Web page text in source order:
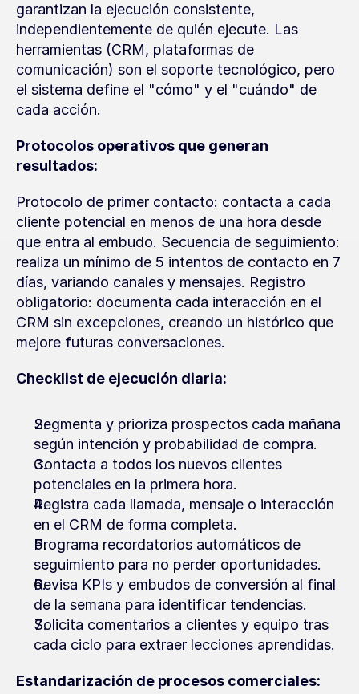
garantizan la ejecución consistente,
independientemente de quién ejecute. Las
herramientas (CRM, plataformas de
comunicación) son el soporte tecnológico, pero
el sistema define el "cómo" y el "cuándo" de
cada acción.
Protocolos operativos que generan
resultados:
Protocolo de primer contacto: contacta a cada
cliente potencial en menos de una hora desde
que entra al embudo. Secuencia de seguimiento:
realiza un mínimo de 5 intentos de contacto en 7
días, variando canales y mensajes. Registro
obligatorio: documenta cada interacción en el
CRM sin excepciones, creando un histórico que
mejore futuras conversaciones.
Checklist de ejecución diaria:
Segmenta y prioriza prospectos cada mañana
según intención y probabilidad de compra.
Contacta a todos los nuevos clientes
potenciales en la primera hora.
Registra cada llamada, mensaje o interacción
en el CRM de forma completa.
Programa recordatorios automáticos de
seguimiento para no perder oportunidades.
Revisa KPIs y embudos de conversión al final
de la semana para identificar tendencias.
Solicita comentarios a clientes y equipo tras
cada ciclo para extraer lecciones aprendidas.
Estandarización de procesos comerciales: